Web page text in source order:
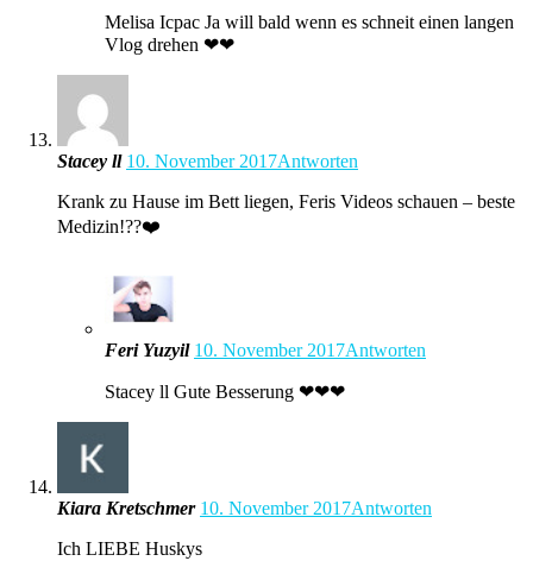
Melisa Icpac Ja will bald wenn es schneit einen langen
Vlog drehen ❤❤
Stacey ll 10. November 2017Antworten
Krank zu Hause im Bett liegen, Feris Videos schauen – beste
Medizin!??❤️
Feri Yuzyil 10. November 2017Antworten
Stacey ll Gute Besserung ❤❤❤
Kiara Kretschmer 10. November 2017Antworten
Ich LIEBE Huskys